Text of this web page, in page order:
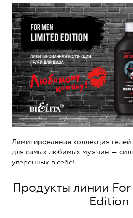
Лимитированная коллекция
для самых любимых мужчин —
уверенных в себе!
Продукты линии
Edition